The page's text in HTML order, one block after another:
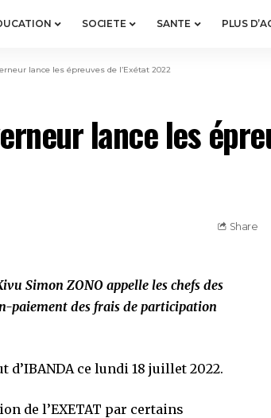
SOCIETE SANTE PLUS
lance les épreuves de l’Exétat 2022
lance les
Share
Simon ZONO appelle les chefs des
paiement des frais de participation
d’IBANDA ce lundi 18 juillet 2022.
de l’EXETAT par certains